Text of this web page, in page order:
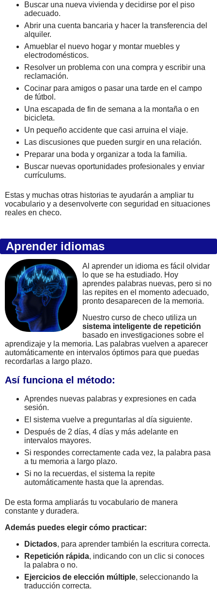
Buscar una nueva vivienda y decidirse por el piso
adecuado.
Abrir una cuenta bancaria y hacer la transferencia del
alquiler.
Amueblar el nuevo hogar y montar muebles y
electrodomésticos.
Resolver un problema con una compra y escribir una
reclamación.
Cocinar para amigos o pasar una tarde en el campo
de fútbol.
Una escapada de fin de semana a la montaña o en
bicicleta.
Un pequeño accidente que casi arruina el viaje.
Las discusiones que pueden surgir en una relación.
Preparar una boda y organizar a toda la familia.
Buscar nuevas oportunidades profesionales y enviar
currículums.
Estas y muchas otras historias te ayudarán a ampliar tu
vocabulario y a desenvolverte con seguridad en situaciones
reales en checo.
Aprender idiomas
Al aprender un idioma es fácil olvidar
lo que se ha estudiado. Hoy
aprendes palabras nuevas, pero si no
las repites en el momento adecuado,
pronto desaparecen de la memoria.
Nuestro curso de checo utiliza un
sistema inteligente de repetición
basado en investigaciones sobre el
aprendizaje y la memoria. Las palabras vuelven a aparecer
automáticamente en intervalos óptimos para que puedas
recordarlas a largo plazo.
Así funciona el método:
Aprendes nuevas palabras y expresiones en cada
sesión.
El sistema vuelve a preguntarlas al día siguiente.
Después de 2 días, 4 días y más adelante en
intervalos mayores.
Si respondes correctamente cada vez, la palabra pasa
a tu memoria a largo plazo.
Si no la recuerdas, el sistema la repite
automáticamente hasta que la aprendas.
De esta forma ampliarás tu vocabulario de manera
constante y duradera.
Además puedes elegir cómo practicar:
Dictados, para aprender también la escritura correcta.
Repetición rápida, indicando con un clic si conoces
la palabra o no.
Ejercicios de elección múltiple, seleccionando la
traducción correcta.